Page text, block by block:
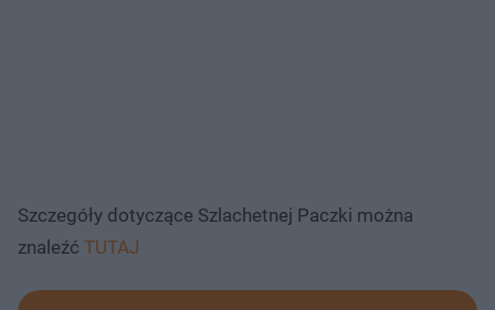
Szczegóły dotyczące Szlachetnej Paczki można
znaleźć TUTAJ